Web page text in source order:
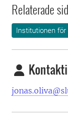
Relaterade
Institutionen för